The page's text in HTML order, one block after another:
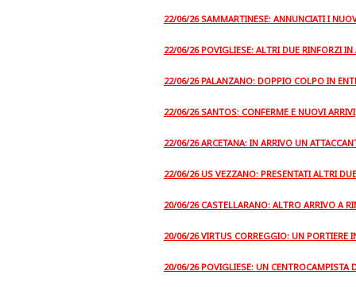
22/06/26 SAMMARTINESE: ANNUNCIATI I
22/06/26 POVIGLIESE: ALTRI DUE RINFORZI IN
22/06/26 PALANZANO: DOPPIO COLPO IN
22/06/26 SANTOS: CONFERME E NUOVI ARRIVI
22/06/26 ARCETANA: IN ARRIVO UN
22/06/26 US VEZZANO: PRESENTATI ALTRI
20/06/26 CASTELLARANO: ALTRO ARRIVO A
20/06/26 VIRTUS CORREGGIO: UN PORTIERE
20/06/26 POVIGLIESE: UN CENTROCAMPISTA